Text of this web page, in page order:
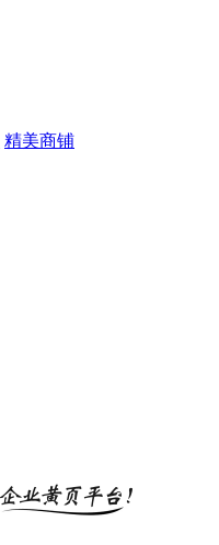
精美商铺